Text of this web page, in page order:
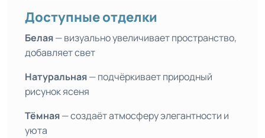
Доступные отделки
Белая— визуально увеличивает пространство,
добавляет свет
Натуральная— подчёркивает природный
рисунок ясеня
Тёмная— создаёт атмосферу элегантности и
уюта